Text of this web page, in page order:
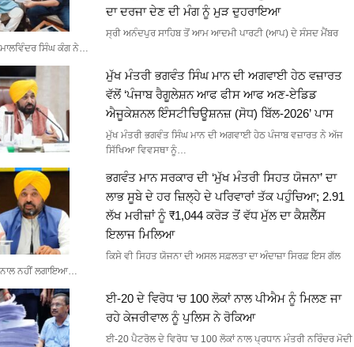
ਦਾ ਦਰਜਾ ਦੇਣ ਦੀ ਮੰਗ ਨੂੰ ਮੁੜ ਦੁਹਰਾਇਆ
ਸ੍ਰੀ ਅਨੰਦਪੁਰ ਸਾਹਿਬ ਤੋਂ ਆਮ ਆਦਮੀ ਪਾਰਟੀ (ਆਪ) ਦੇ ਸੰਸਦ ਮੈਂਬਰ
ਮਾਲਵਿੰਦਰ ਸਿੰਘ ਕੰਗ ਨੇ…
ਮੁੱਖ ਮੰਤਰੀ ਭਗਵੰਤ ਸਿੰਘ ਮਾਨ ਦੀ ਅਗਵਾਈ ਹੇਠ ਵਜ਼ਾਰਤ
ਵੱਲੋਂ ‘ਪੰਜਾਬ ਰੈਗੂਲੇਸ਼ਨ ਆਫ ਫੀਸ ਆਫ ਅਣ-ਏਡਿਡ
ਐਜੂਕੇਸ਼ਨਲ ਇੰਸਟੀਚਿਊਸ਼ਨਜ਼ (ਸੋਧ) ਬਿੱਲ-2026’ ਪਾਸ
ਮੁੱਖ ਮੰਤਰੀ ਭਗਵੰਤ ਸਿੰਘ ਮਾਨ ਦੀ ਅਗਵਾਈ ਹੇਠ ਪੰਜਾਬ ਵਜ਼ਾਰਤ ਨੇ ਅੱਜ
ਸਿੱਖਿਆ ਵਿਵਸਥਾ ਨੂੰ…
ਭਗਵੰਤ ਮਾਨ ਸਰਕਾਰ ਦੀ ‘ਮੁੱਖ ਮੰਤਰੀ ਸਿਹਤ ਯੋਜਨਾ’ ਦਾ
ਲਾਭ ਸੂਬੇ ਦੇ ਹਰ ਜ਼ਿਲ੍ਹੇ ਦੇ ਪਰਿਵਾਰਾਂ ਤੱਕ ਪਹੁੰਚਿਆ; 2.91
ਲੱਖ ਮਰੀਜ਼ਾਂ ਨੂੰ ₹1,044 ਕਰੋੜ ਤੋਂ ਵੱਧ ਮੁੱਲ ਦਾ ਕੈਸ਼ਲੈੱਸ
ਇਲਾਜ ਮਿਲਿਆ
ਕਿਸੇ ਵੀ ਸਿਹਤ ਯੋਜਨਾ ਦੀ ਅਸਲ ਸਫ਼ਲਤਾ ਦਾ ਅੰਦਾਜ਼ਾ ਸਿਰਫ਼ ਇਸ ਗੱਲ
ਨਾਲ ਨਹੀਂ ਲਗਾਇਆ…
ਈ-20 ਦੇ ਵਿਰੋਧ ‘ਚ 100 ਲੋਕਾਂ ਨਾਲ ਪੀਐਮ ਨੂੰ ਮਿਲਣ ਜਾ
ਰਹੇ ਕੇਜਰੀਵਾਲ ਨੂੰ ਪੁਲਿਸ ਨੇ ਰੋਕਿਆ
ਈ-20 ਪੈਟਰੋਲ ਦੇ ਵਿਰੋਧ 'ਚ 100 ਲੋਕਾਂ ਨਾਲ ਪ੍ਰਧਾਨ ਮੰਤਰੀ ਨਰਿੰਦਰ ਮੋਦੀ